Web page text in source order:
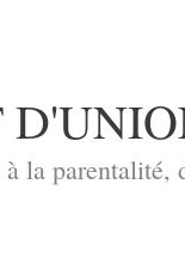
la parentalité,